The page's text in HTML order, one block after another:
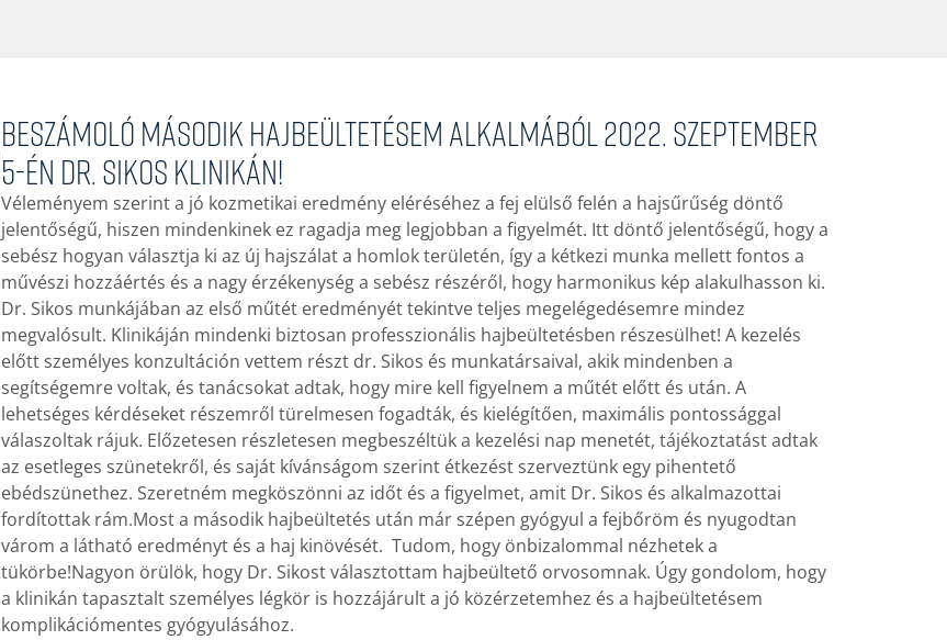
Beszámoló második hajbeültetésem alkalmából 2022. szeptember
5-én Dr. Sikos Klinikán!
Véleményem szerint a jó kozmetikai eredmény eléréséhez a fej elülső felén a hajsűrűség döntő
jelentőségű, hiszen mindenkinek ez ragadja meg legjobban a figyelmét. Itt döntő jelentőségű, hogy a
sebész hogyan választja ki az új hajszálat a homlok területén, így a kétkezi munka mellett fontos a
művészi hozzáértés és a nagy érzékenység a sebész részéről, hogy harmonikus kép alakulhasson ki.
Dr. Sikos munkájában az első műtét eredményét tekintve teljes megelégedésemre mindez
megvalósult. Klinikáján mindenki biztosan professzionális hajbeültetésben részesülhet! A kezelés
előtt személyes konzultáción vettem részt dr. Sikos és munkatársaival, akik mindenben a
segítségemre voltak, és tanácsokat adtak, hogy mire kell figyelnem a műtét előtt és után. A
lehetséges kérdéseket részemről türelmesen fogadták, és kielégítően, maximális pontossággal
válaszoltak rájuk. Előzetesen részletesen megbeszéltük a kezelési nap menetét, tájékoztatást adtak
az esetleges szünetekről, és saját kívánságom szerint étkezést szerveztünk egy pihentető
ebédszünethez. Szeretném megköszönni az időt és a figyelmet, amit Dr. Sikos és alkalmazottai
fordítottak rám.Most a második hajbeültetés után már szépen gyógyul a fejbőröm és nyugodtan
várom a látható eredményt és a haj kinövését. Tudom, hogy önbizalommal nézhetek a
tükörbe!Nagyon örülök, hogy Dr. Sikost választottam hajbeültető orvosomnak. Úgy gondolom, hogy
a klinikán tapasztalt személyes légkör is hozzájárult a jó közérzetemhez és a hajbeültetésem
komplikációmentes gyógyulásához.